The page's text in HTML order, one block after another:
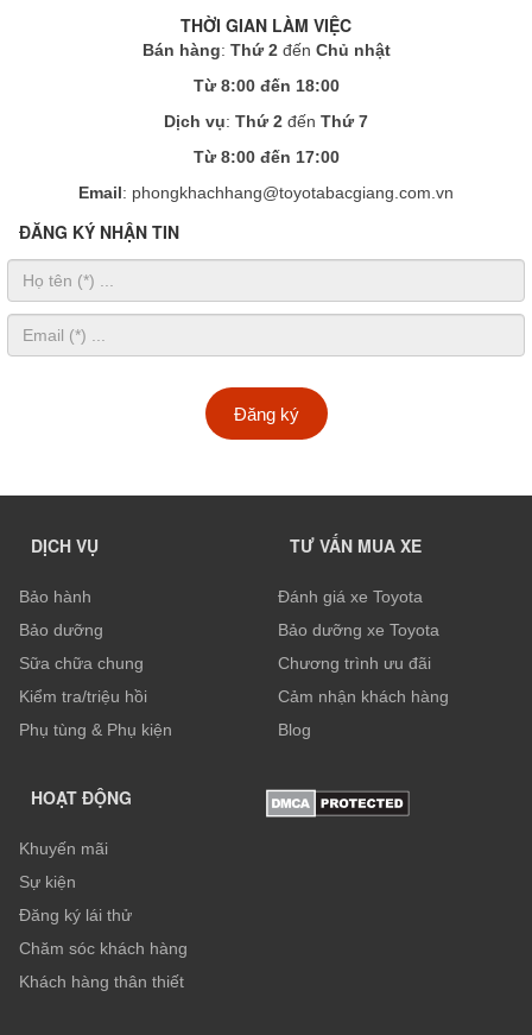
THỜI GIAN LÀM VIỆC
Bán hàng: Thứ 2đến Chủ nhật
Từ 8:00 đến 18:00
Dịch vụ: Thứ 2 đến Thứ 7
Từ 8:00 đến 17:00
Email: phongkhachhang@toyotabacgiang.com.vn
ĐĂNG KÝ NHẬN TIN
Đăng ký
DỊCH VỤ
Bảo hành
Bảo dưỡng
Sữa chữa chung
Kiểm tra/triệu hồi
Phụ tùng & Phụ kiện
TƯ VẤN MUA XE
Đánh giá xe Toyota
Bảo dưỡng xe Toyota
Chương trình ưu đãi
Cảm nhận khách hàng
Blog
HOẠT ĐỘNG
Khuyến mãi
Sự kiện
Đăng ký lái thử
Chăm sóc khách hàng
Khách hàng thân thiết